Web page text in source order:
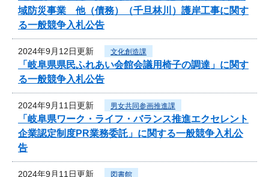
域防災事業 他（債務）（千旦林川）護岸工事に関す
る一般競争入札公告
2024年9月12日更新 文化創造課
「岐阜県県民ふれあい会館会議用椅子の調達」に関す
る一般競争入札公告
2024年9月11日更新 男女共同参画推進課
「岐阜県ワーク・ライフ・バランス推進エクセレント
企業認定制度PR業務委託」に関する一般競争入札公
告
2024年9月11日更新 図書館